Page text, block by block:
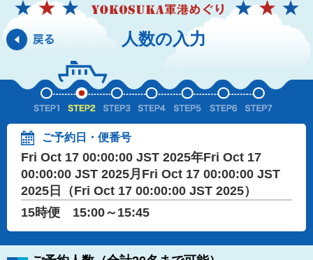
人数の入力
ご予約日・便番号
Fri Oct 17 00:00:00 JST 2025年Fri Oct 17
00:00:00 JST 2025月Fri Oct 17 00:00:00 JST
2025日（Fri Oct 17 00:00:00 JST 2025）
15時便 15:00～15:45